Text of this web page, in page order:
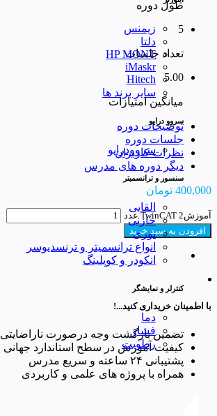
زیمنس
دلتا
HP MONT
iMaskr
Hitech
سایر برند ها
سروو درایو
سروودرایو
سنسور و ترانسمیتر
القایی
خازنی
نوری
انواع ترانسمیتر و ترنسدیوسر
انکودر و کوپلینگ
کنترلر و نمایشگر
دما
فشار
رطوبت
طول دوره
5
تعداد جلسات
5.00
میانگین امتیازات
توضیحات دوره
جلسات دوره
نظرات کاربران
دیگر دوره های مدرس
400,000 تومان
آموزشTwinCAT 2 عدد
افزودن به سبد خرید
با اطمینان خریداری کنید...!
تضمین بازگشت وجه درصورت ناراضایتی
کیفیت آموزش در سطح استاندارد جهانی
پشتیبانی ۲۴ ساعته و سریع مدرس
همراه با پروژه های علمی و کاربردی